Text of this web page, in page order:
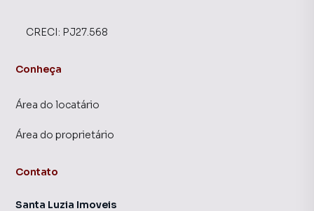
CRECI: PJ27.568
Conheça
Área do locatário
Área do proprietário
Contato
Santa Luzia Imoveis